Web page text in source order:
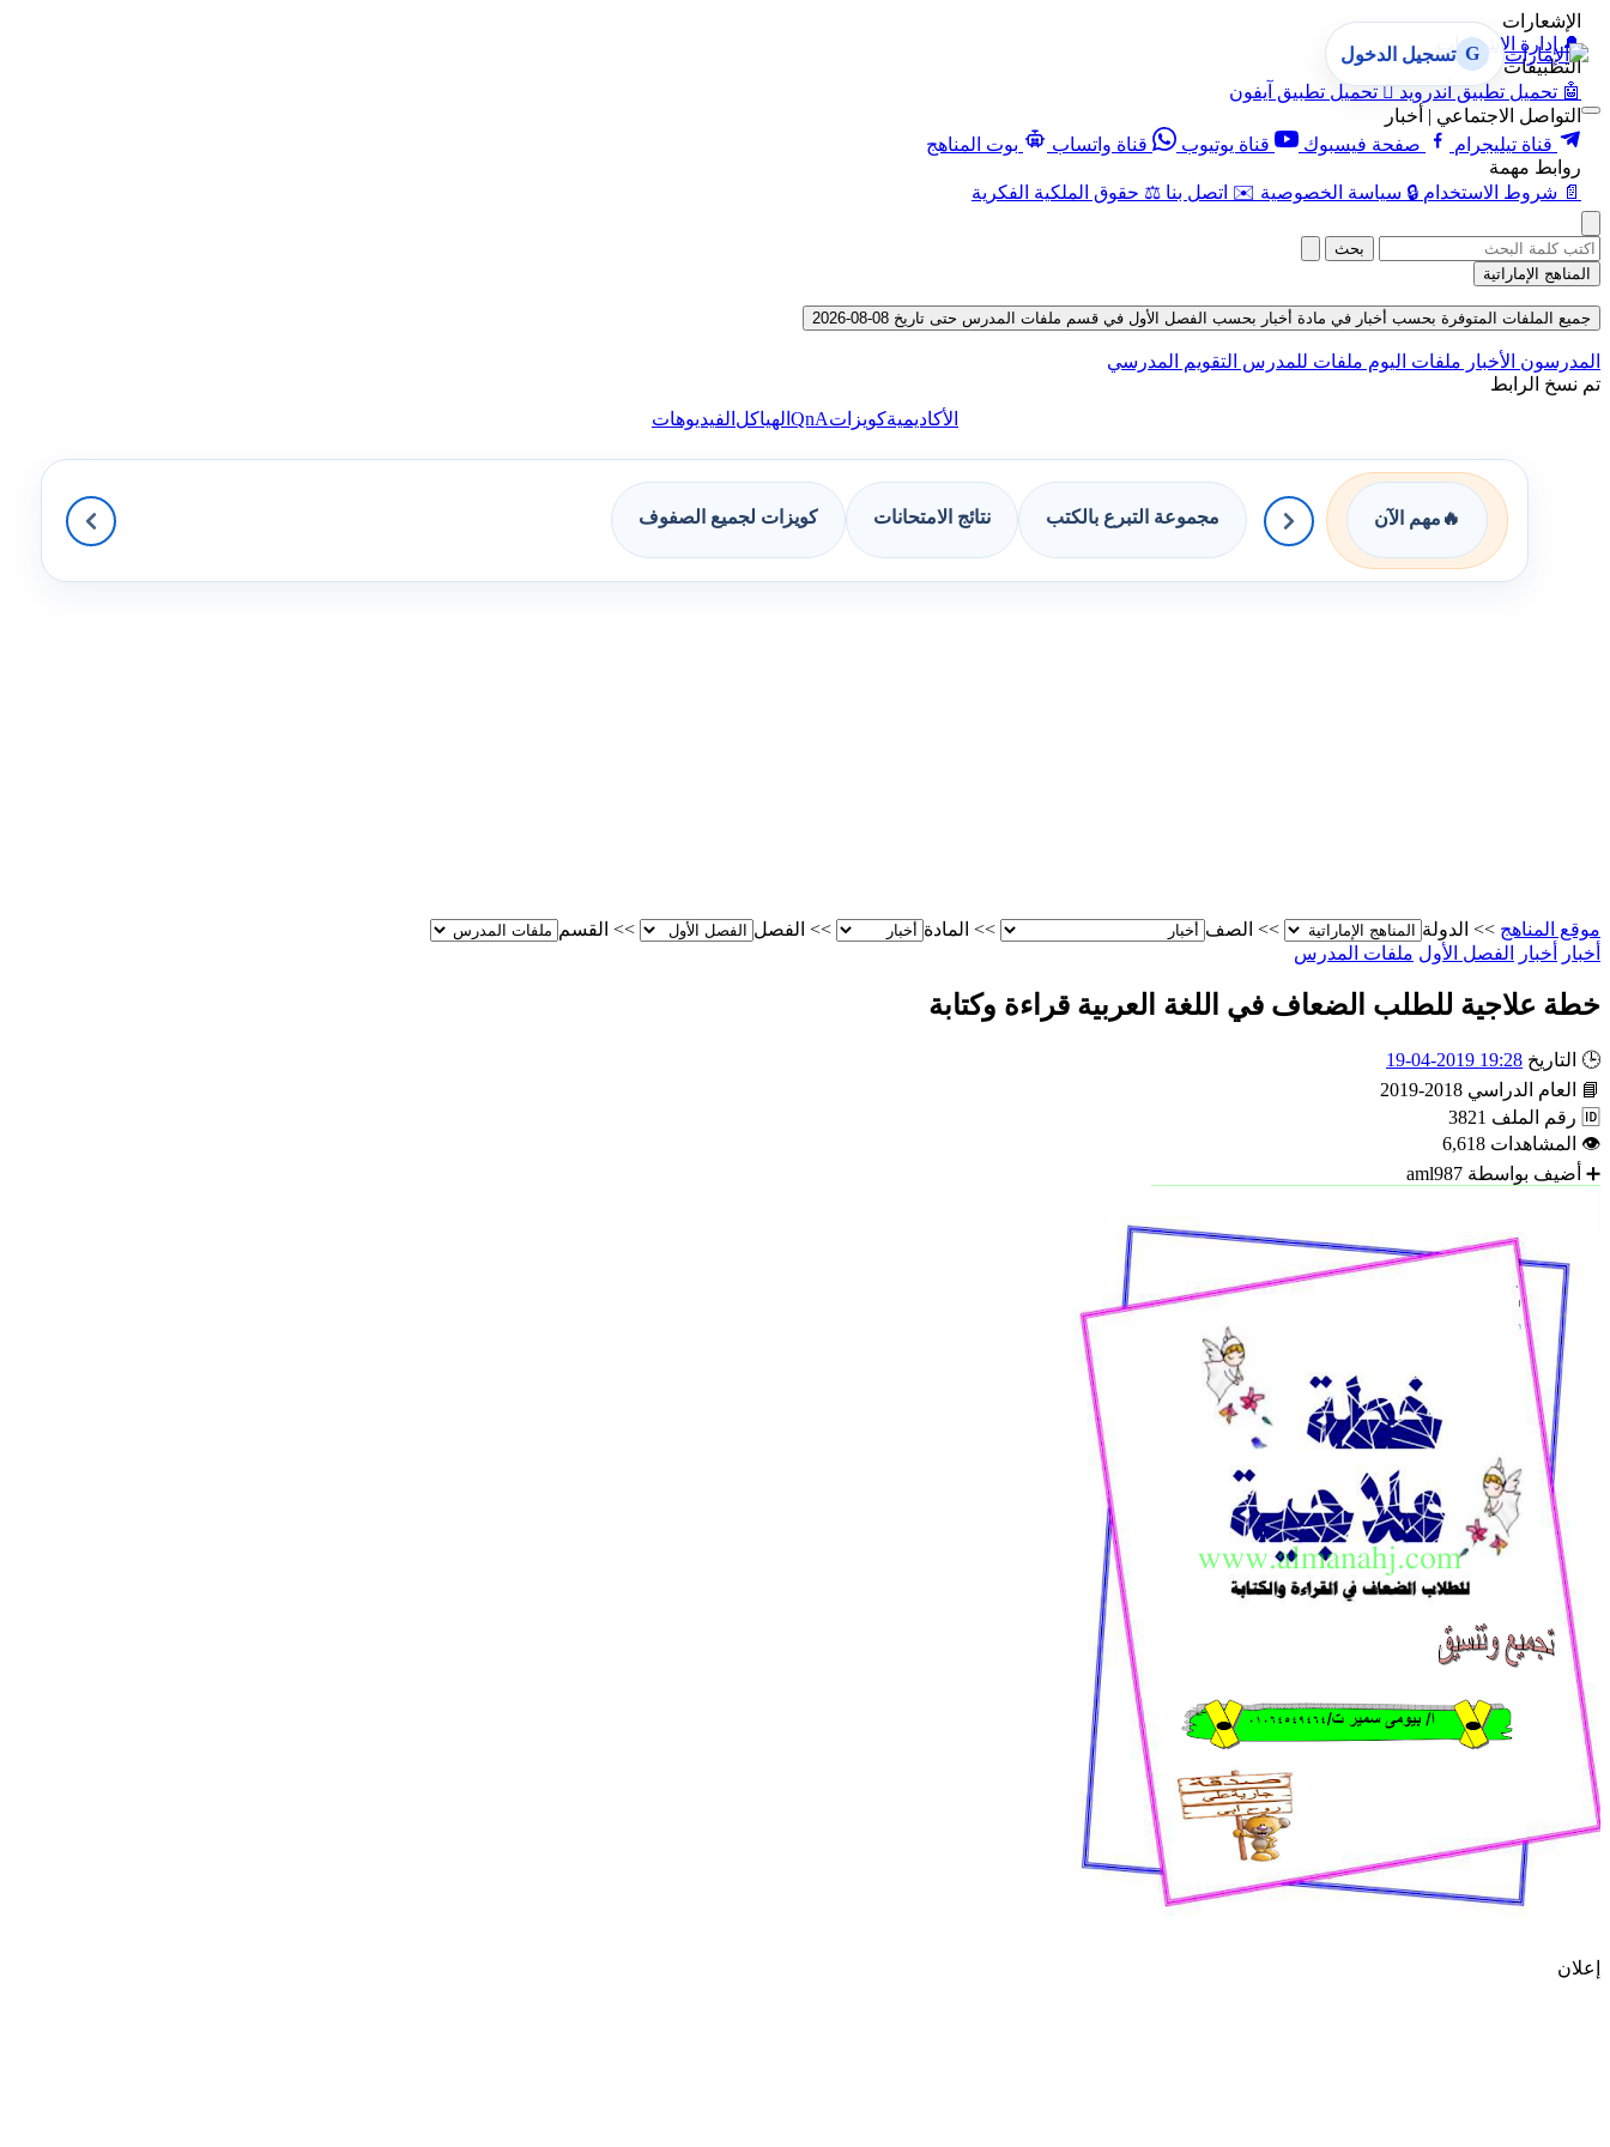
الإشعارات
🔔 إدارة الإشعارات
التطبيقات
🤖 تحميل تطبيق أندرويد  تحميل تطبيق آيفون
التواصل الاجتماعي | أخبار
قناة تيليجرام
صفحة فيسبوك قناة يوتيوب قناة واتساب
بوت المناهج
روابط مهمة
📄 شروط الاستخدام 🔒 سياسة الخصوصية ✉️ اتصل بنا ⚖️ حقوق الملكية الفكرية
G تسجيل الدخول
بحث
المناهج الإماراتية
جميع الملفات المتوفرة بحسب أخبار في مادة أخبار بحسب الفصل الأول في قسم ملفات المدرس حتى تاريخ 08-08-2026
المدرسون الأخبار ملفات اليوم ملفات للمدرس التقويم المدرسي
تم نسخ الرابط
الأكاديميةكويزاتQnA الهياكل الفيديوهات
🔥 مهم الآن مجموعة التبرع بالكتب نتائج الامتحانات كويزات لجميع الصفوف
موقع المناهج >> الدولة >> الصف >> المادة >> الفصل >> القسم
أخبار
أخبار الفصل الأول ملفات المدرس
خطة علاجية للطلب الضعاف في اللغة العربية قراءة وكتابة
🕒 التاريخ 19:28 2019-04-19
📘
العام الدراسي 2018-2019
🆔 رقم الملف 3821
👁 المشاهدات 6,618
➕ أضيف بواسطة aml987
إعلان